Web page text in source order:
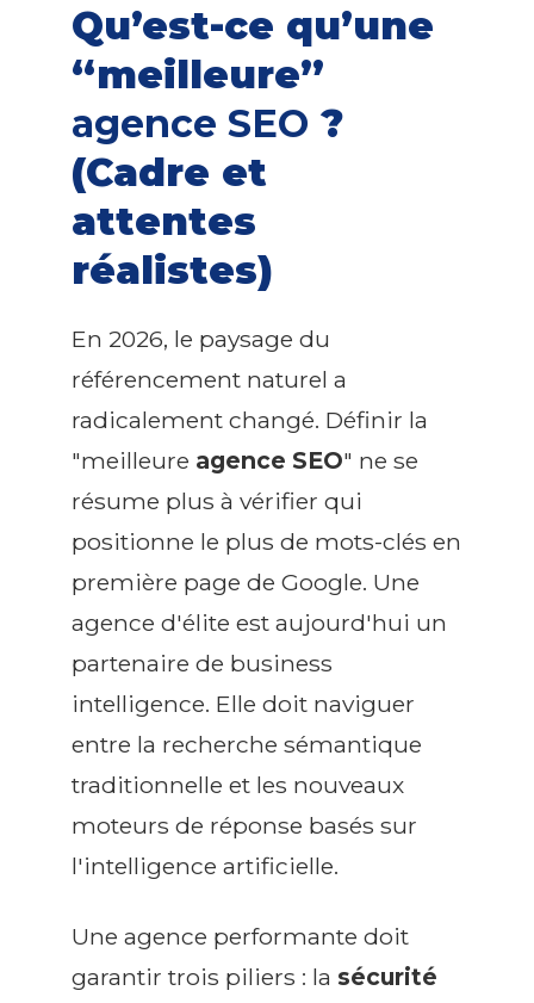
Qu’est-ce qu’une
“meilleure”
agence SEO ?
(Cadre et
attentes
réalistes)
En 2026, le paysage du
référencement naturel a
radicalement changé. Définir la
"meilleure agence SEO" ne se
résume plus à vérifier qui
positionne le plus de mots-clés en
première page de Google. Une
agence d'élite est aujourd'hui un
partenaire de business
intelligence. Elle doit naviguer
entre la recherche sémantique
traditionnelle et les nouveaux
moteurs de réponse basés sur
l'intelligence artificielle.
Une agence performante doit
garantir trois piliers : la sécurité